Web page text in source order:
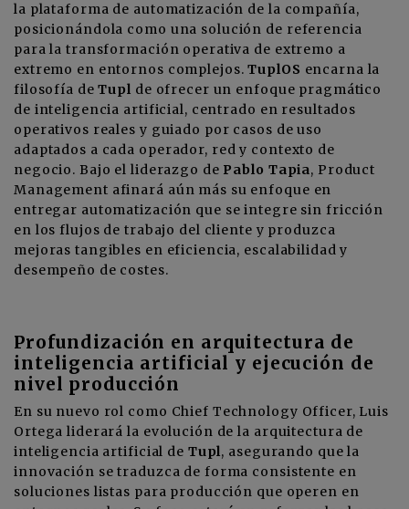
la plataforma de automatización de la compañía,
posicionándola como una solución de referencia
para la transformación operativa de extremo a
extremo en entornos complejos.TuplOS encarna la
filosofía deTupl de ofrecer un enfoque pragmático
de inteligencia artificial, centrado en resultados
operativos reales y guiado por casos de uso
adaptados a cada operador, red y contexto de
negocio. Bajo el liderazgo de Pablo Tapia, Product
Management afinará aún más su enfoque en
entregar automatización que se integre sin fricción
en los flujos de trabajo del cliente y produzca
mejoras tangibles en eficiencia, escalabilidad y
desempeño de costes.
Profundización en arquitectura de
inteligencia artificial y ejecución de
nivel producción
En su nuevo rol como Chief Technology Officer, Luis
Ortega liderará la evolución de la arquitectura de
inteligencia artificial de Tupl, asegurando que la
innovación se traduzca de forma consistente en
soluciones listas para producción que operen en